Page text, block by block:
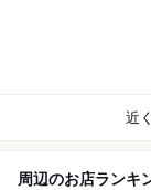
近
周辺のお店ランキ